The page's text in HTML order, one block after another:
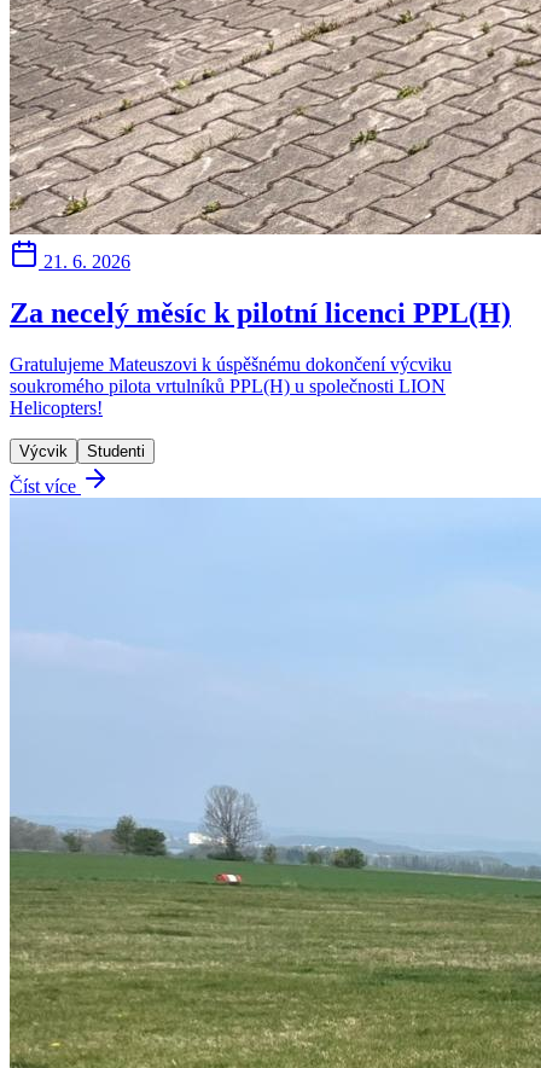
21. 6. 2026
Za necelý měsíc k pilotní licenci PPL(H)
Gratulujeme Mateuszovi k úspěšnému dokončení výcviku
soukromého pilota vrtulníků PPL(H) u společnosti LION
Helicopters!
Výcvik Studenti
Číst více